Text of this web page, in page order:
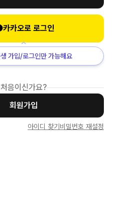
카카오로 로그인
가입/로그인만 가능해요
처음이신가요?
회원가입
아이디 찾기 비밀번호 재설정